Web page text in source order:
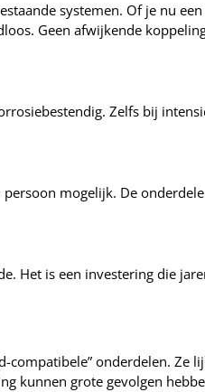
systemen. Of je nu
Geen afwijkende
Zelfs bij
mogelijk. De
Het is een investering die
compatibele” onderdelen. Ze
kunnen grote gevolgen